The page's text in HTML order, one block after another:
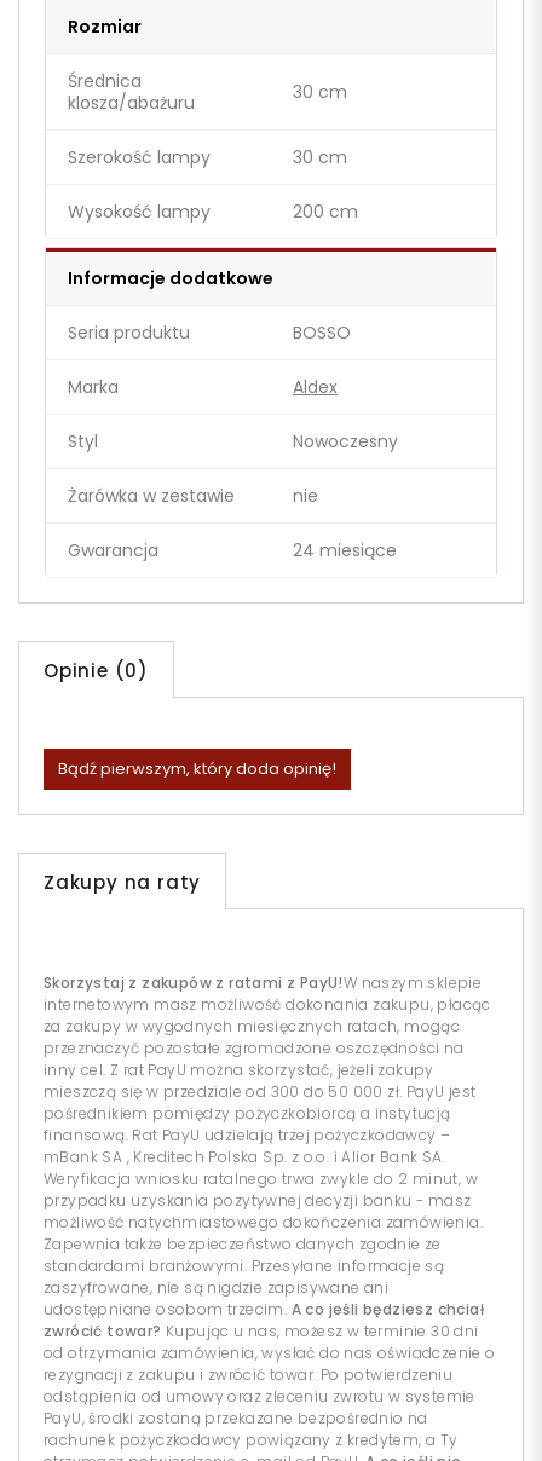
Rozmiar
Średnica
klosza/abażuru
30 cm
Szerokość lampy 30 cm
Wysokość lampy 200 cm
Informacje dodatkowe
Seria produktu BOSSO
Marka Aldex
Styl Nowoczesny
Żarówka w zestawie nie
Gwarancja 24 miesiące
Opinie (0)
Bądź pierwszym, który doda opinię!
Zakupy na raty
Skorzystaj z zakupów z ratami z PayU!W naszym sklepie
internetowym masz możliwość dokonania zakupu, płacąc
za zakupy w wygodnych miesięcznych ratach, mogąc
przeznaczyć pozostałe zgromadzone oszczędności na
inny cel. Z rat PayU można skorzystać, jeżeli zakupy
mieszczą się w przedziale od 300 do 50 000 zł. PayU jest
pośrednikiem pomiędzy pożyczkobiorcą a instytucją
finansową. Rat PayU udzielają trzej pożyczkodawcy –
mBank SA , Kreditech Polska Sp. z o.o. i Alior Bank SA.
Weryfikacja wniosku ratalnego trwa zwykle do 2 minut, w
przypadku uzyskania pozytywnej decyzji banku - masz
możliwość natychmiastowego dokończenia zamówienia.
Zapewnia także bezpieczeństwo danych zgodnie ze
standardami branżowymi. Przesyłane informacje są
zaszyfrowane, nie są nigdzie zapisywane ani
udostępniane osobom trzecim. A co jeśli będziesz chciał
zwrócić towar? Kupując u nas, możesz w terminie 30 dni
od otrzymania zamówienia, wysłać do nas oświadczenie o
rezygnacji z zakupu i zwrócić towar. Po potwierdzeniu
odstąpienia od umowy oraz zleceniu zwrotu w systemie
PayU, środki zostaną przekazane bezpośrednio na
rachunek pożyczkodawcy powiązany z kredytem, a Ty